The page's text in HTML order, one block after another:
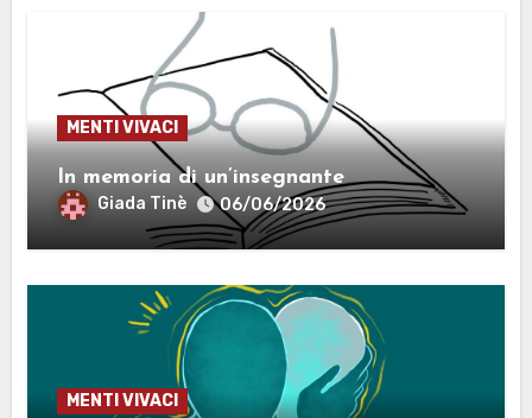
MENTI VIVACI
In memoria di un’insegnante
Giada Tinè 06/06/2026
MENTI VIVACI